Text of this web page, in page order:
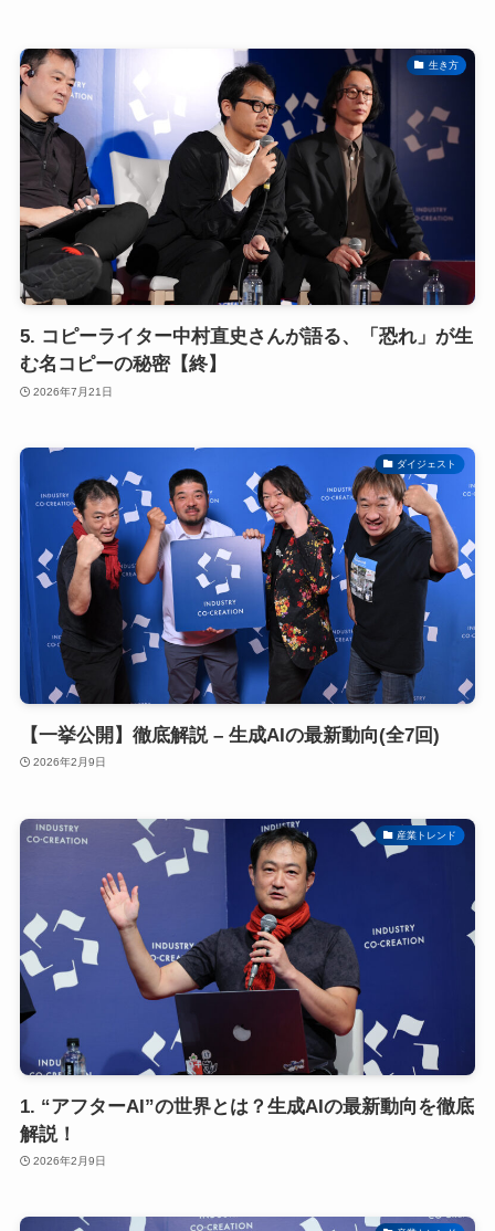
生き方
5. コピーライター中村直史さんが語る、「恐れ」が生
む名コピーの秘密【終】
2026年7月21日
ダイジェスト
【一挙公開】徹底解説 – 生成AIの最新動向(全7回)
2026年2月9日
産業トレンド
1. “アフターAI”の世界とは？生成AIの最新動向を徹底
解説！
2026年2月9日